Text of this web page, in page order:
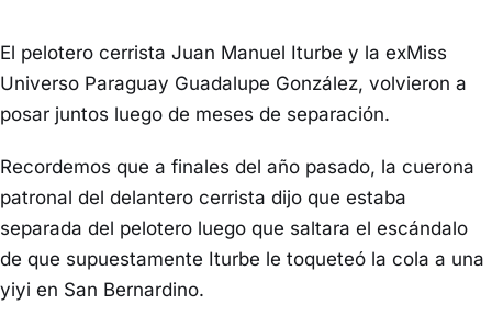
El pelotero cerrista Juan Manuel Iturbe y la exMiss
Universo Paraguay Guadalupe González, volvieron a
posar juntos luego de meses de separación.
Recordemos que a finales del año pasado, la cuerona
patronal del delantero cerrista dijo que estaba
separada del pelotero luego que saltara el escándalo
de que supuestamente Iturbe le toqueteó la cola a una
yiyi en San Bernardino.